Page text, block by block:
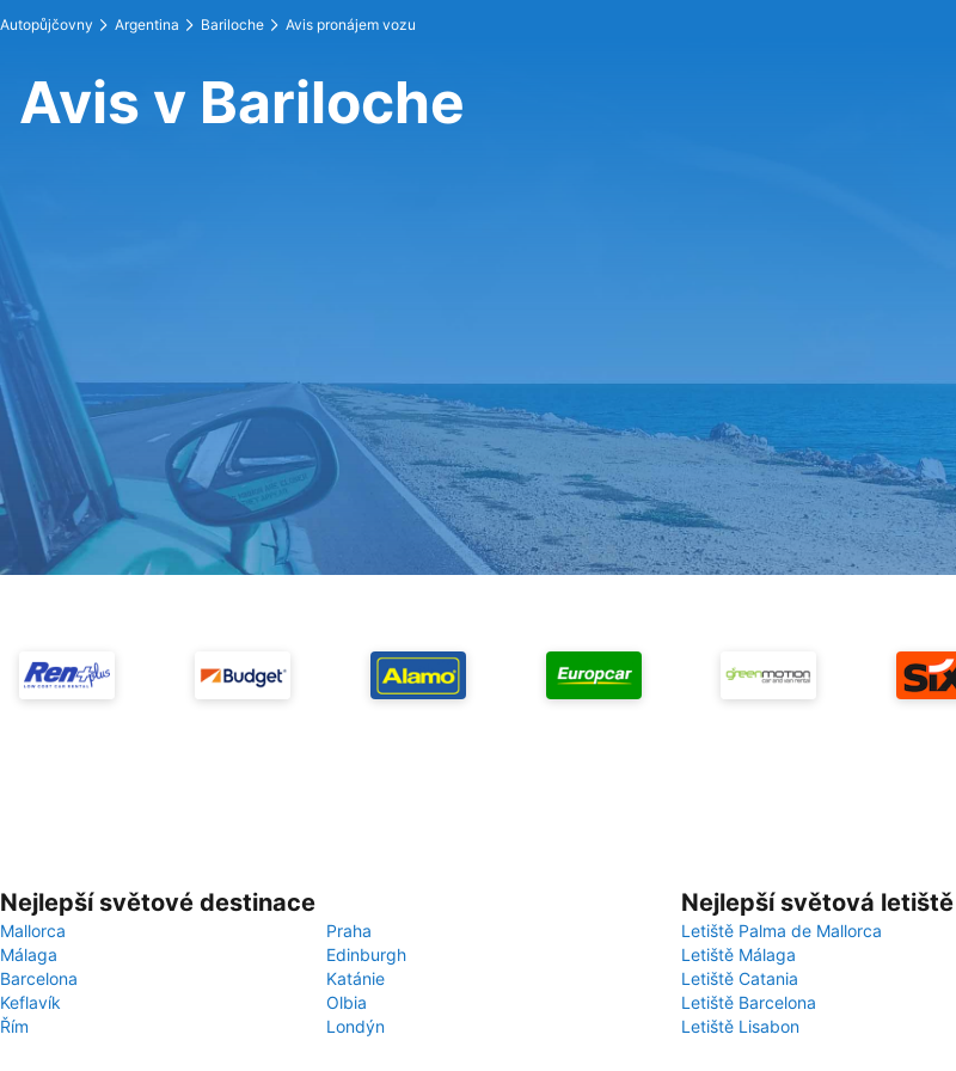
Autopůjčovny Argentina Bariloche Avis pronájem vozu
Avis v Bariloche
Nejlepší světové destinace
Mallorca
Praha
Málaga
Edinburgh
Barcelona
Katánie
Keflavík
Olbia
Řím
Londýn
Nejlepší světová letiště
Letiště Palma de Mallorca
Letiště Málaga
Letiště Catania
Letiště Barcelona
Letiště Lisabon